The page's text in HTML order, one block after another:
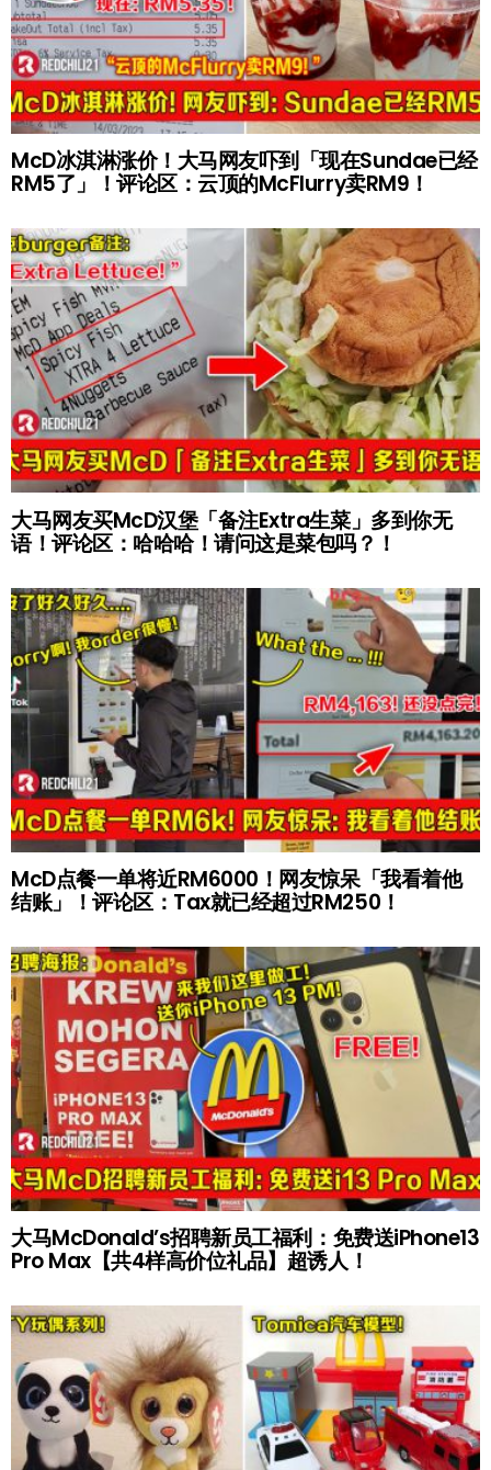
McD冰淇淋涨价！大马网友吓到「现在Sundae已经
RM5了」！评论区：云顶的McFlurry卖RM9！
大马网友买McD汉堡「备注Extra生菜」多到你无
语！评论区：哈哈哈！请问这是菜包吗？！
McD点餐一单将近RM6000！网友惊呆「我看着他
结账」！评论区：Tax就已经超过RM250！
大马McDonald’s招聘新员工福利：免费送iPhone13
Pro Max【共4样高价位礼品】超诱人！